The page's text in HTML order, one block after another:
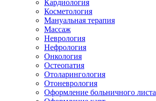
Кардиология
Косметология
Мануальная терапия
Массаж
Неврология
Нефрология
Онкология
Остеопатия
Отоларингология
Отоневрология
Оформление больничного листа